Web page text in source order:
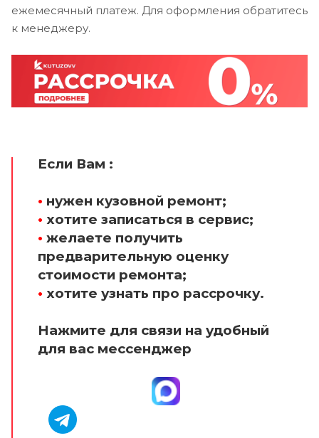
ежемесячный платеж. Для оформления обратитесь
к менеджеру.
Если Вам :
• нужен кузовной ремонт;
• хотите записаться в сервис;
• желаете получить
предварительную оценку
стоимости ремонта;
• хотите узнать про рассрочку.
Нажмите для связи на удобный
для вас мессенджер